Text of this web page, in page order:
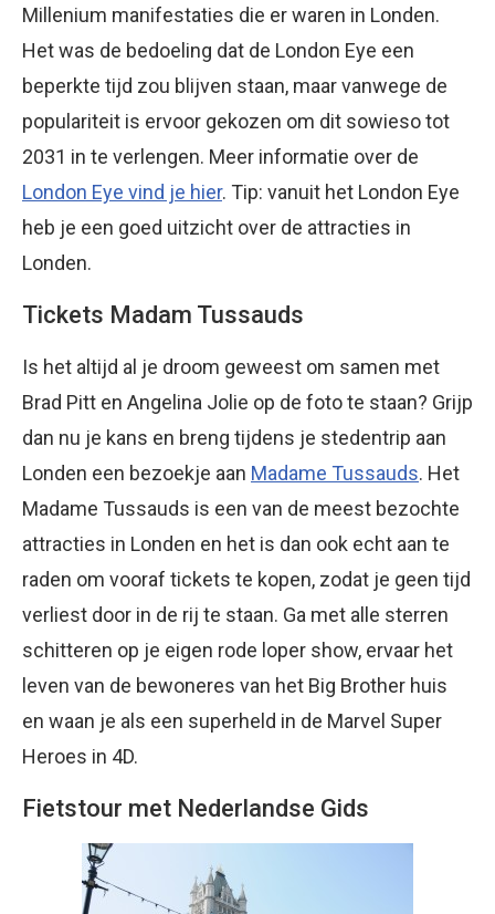
Millenium manifestaties die er waren in Londen.
Het was de bedoeling dat de London Eye een
beperkte tijd zou blijven staan, maar vanwege de
populariteit is ervoor gekozen om dit sowieso tot
2031 in te verlengen. Meer informatie over de
London Eye vind je hier. Tip: vanuit het London Eye
heb je een goed uitzicht over de attracties in
Londen.
Tickets Madam Tussauds
Is het altijd al je droom geweest om samen met
Brad Pitt en Angelina Jolie op de foto te staan? Grijp
dan nu je kans en breng tijdens je stedentrip aan
Londen een bezoekje aan Madame Tussauds. Het
Madame Tussauds is een van de meest bezochte
attracties in Londen en het is dan ook echt aan te
raden om vooraf tickets te kopen, zodat je geen tijd
verliest door in de rij te staan. Ga met alle sterren
schitteren op je eigen rode loper show, ervaar het
leven van de bewoneres van het Big Brother huis
en waan je als een superheld in de Marvel Super
Heroes in 4D.
Fietstour met Nederlandse Gids